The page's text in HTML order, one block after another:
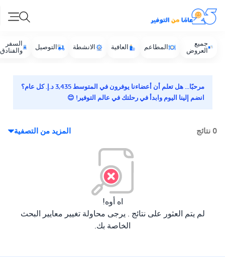
جميع
العروض
المطاعم العافية الانشطة التوصيل
السفر
والفنادق
مرحبًا... هل تعلم أن أعضاءنا يوفرون في المتوسط 3,435 د.إ. كل عام؟
انضم إلينا اليوم وابدأ في رحلتك في عالم التوفير! 😊
0 نتائج المزيد من التصفية
اه أوه!
لم يتم العثور على نتائج . يرجى محاولة تغيير معايير البحث
الخاصة بك.